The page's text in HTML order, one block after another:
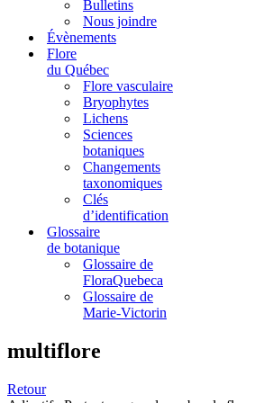
Bulletins
Nous joindre
Évènements
Flore
du Québec
Flore vasculaire
Bryophytes
Lichens
Sciences
botaniques
Changements
taxonomiques
Clés
d’identification
Glossaire
de botanique
Glossaire de
FloraQuebeca
Glossaire de
Marie-Victorin
multiflore
Retour